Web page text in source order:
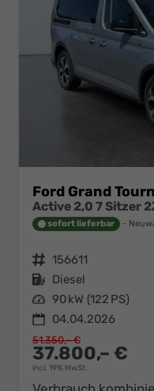
Ford Grand
sofort lieferbar
Fahrzeugnr. 156611
Kraftstoff Diesel
Leistung 90 kW (122 PS)
04.04.2026
37.800,– €
incl. 19% MwSt.
51.350,– €